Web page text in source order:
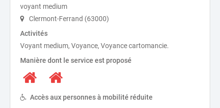
voyant medium
Clermont-Ferrand (63000)
Activités
Voyant medium, Voyance, Voyance cartomancie.
Manière dont le service est proposé
Accès aux personnes à mobilité réduite